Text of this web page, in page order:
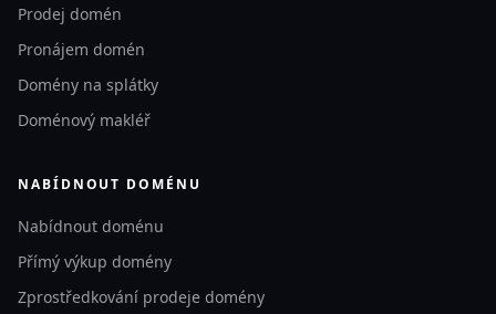
Prodej domén
Pronájem domén
Domény na splátky
Doménový makléř
NABÍDNOUT DOMÉNU
Nabídnout doménu
Přímý výkup domény
Zprostředkování prodeje domény